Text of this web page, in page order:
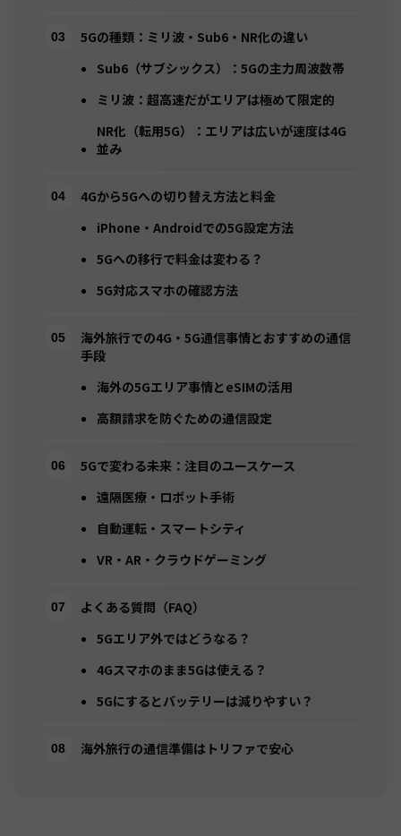
5Gの種類：ミリ波・Sub6・NR化の違い
Sub6（サブシックス）：5Gの主力周波数帯
ミリ波：超高速だがエリアは極めて限定的
NR化（転用5G）：エリアは広いが速度は4G
並み
4Gから5Gへの切り替え方法と料金
iPhone・Androidでの5G設定方法
5Gへの移行で料金は変わる？
5G対応スマホの確認方法
海外旅行での4G・5G通信事情とおすすめの通信
手段
海外の5Gエリア事情とeSIMの活用
高額請求を防ぐための通信設定
5Gで変わる未来：注目のユースケース
遠隔医療・ロボット手術
自動運転・スマートシティ
VR・AR・クラウドゲーミング
よくある質問（FAQ）
5Gエリア外ではどうなる？
4Gスマホのまま5Gは使える？
5Gにするとバッテリーは減りやすい？
海外旅行の通信準備はトリファで安心